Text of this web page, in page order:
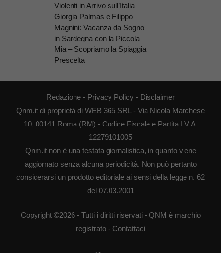
Violenti in Arrivo sull’Italia
Giorgia Palmas e Filippo
Magnini: Vacanza da Sogno
in Sardegna con la Piccola
Mia – Scopriamo la Spiaggia
Prescelta
Redazione - Privacy Policy - Disclaimer
Qnm.it di proprietà di WEB 365 SRL - Via Nicola Marchese
10, 00141 Roma (RM) - Codice Fiscale e Partita I.V.A.
12279101005
Qnm.it non è una testata giornalistica, in quanto viene
aggiornato senza alcuna periodicità. Non può pertanto
considerarsi un prodotto editoriale ai sensi della legge n. 62
del 07.03.2001
Copyright ©2026 - Tutti i diritti riservati - QNM è marchio
registrato - Contattaci